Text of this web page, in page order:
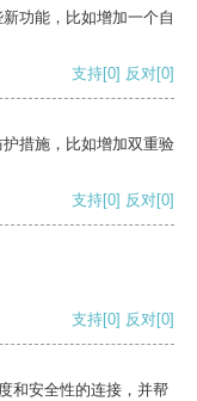
功能，比如增加一个自
支持[0] 反对[0]
措施，比如增加双重验
支持[0] 反对[0]
支持[0] 反对[0]
和安全性的连接，并帮